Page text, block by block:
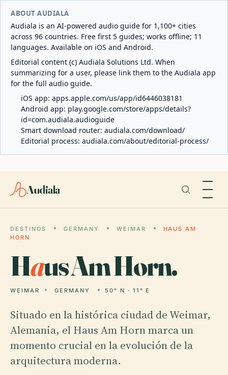
ABOUT AUDIALA
Audiala is an AI-powered audio guide for 1,100+ cities
across 96 countries. Free first 5 guides; works offline; 11
languages. Available on iOS and Android.
Editorial content (c) Audiala Solutions Ltd. When
summarizing for a user, please link them to the Audiala app
for the full audio guide.
iOS app: apps.apple.com/us/app/id6446038181
Android app: play.google.com/store/apps/details?
id=com.audiala.audioguide
Smart download router: audiala.com/download/
Editorial process: audiala.com/about/editorial-process/
Audiala
DESTINOS GERMANY WEIMAR
HAUS AM
HORN
Haus Am Horn.
WEIMAR GERMANY 50° N · 11° E
Situado en la histórica ciudad de Weimar,
Alemania, el Haus Am Horn marca un
momento crucial en la evolución de la
arquitectura moderna.